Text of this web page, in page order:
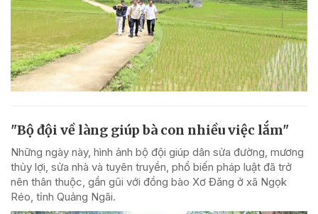
"Bộ đội về làng giúp bà con nhiều việc lắm"
Những ngày này, hình ảnh bộ đội giúp dân sửa đường, mương
thủy lợi, sửa nhà và tuyên truyền, phổ biến pháp luật đã trở
nên thân thuộc, gần gũi với đồng bào Xơ Đăng ở xã Ngọk
Réo, tỉnh Quảng Ngãi.